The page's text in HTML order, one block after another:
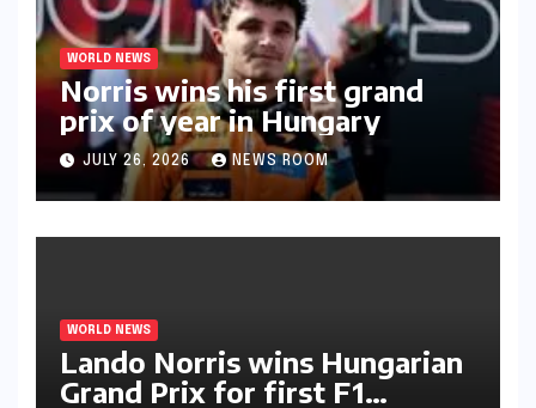
WORLD NEWS
Norris wins his first grand
prix of year in Hungary​​
JULY 26, 2026 NEWS ROOM
WORLD NEWS
Lando Norris wins Hungarian
Grand Prix for first F1